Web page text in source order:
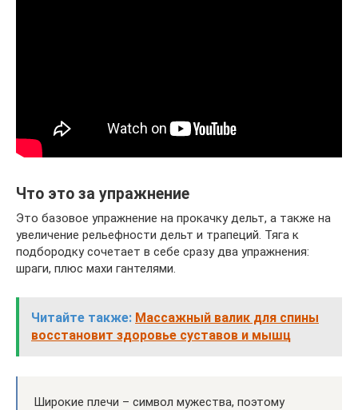
Что это за упражнение
Это базовое упражнение на прокачку дельт, а также на
увеличение рельефности дельт и трапеций. Тяга к
подбородку сочетает в себе сразу два упражнения:
шраги, плюс махи гантелями.
Читайте также: Массажный валик для спины
восстановит здоровье суставов и мышц
Широкие плечи – символ мужества, поэтому